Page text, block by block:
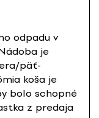
odpadu v
je
päť-
koša je
bolo schopné
z predaja